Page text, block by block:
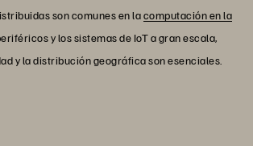
son comunes en lacomputación en la
y los sistemas de IoT a gran escala,
y la distribución geográfica son esenciales.